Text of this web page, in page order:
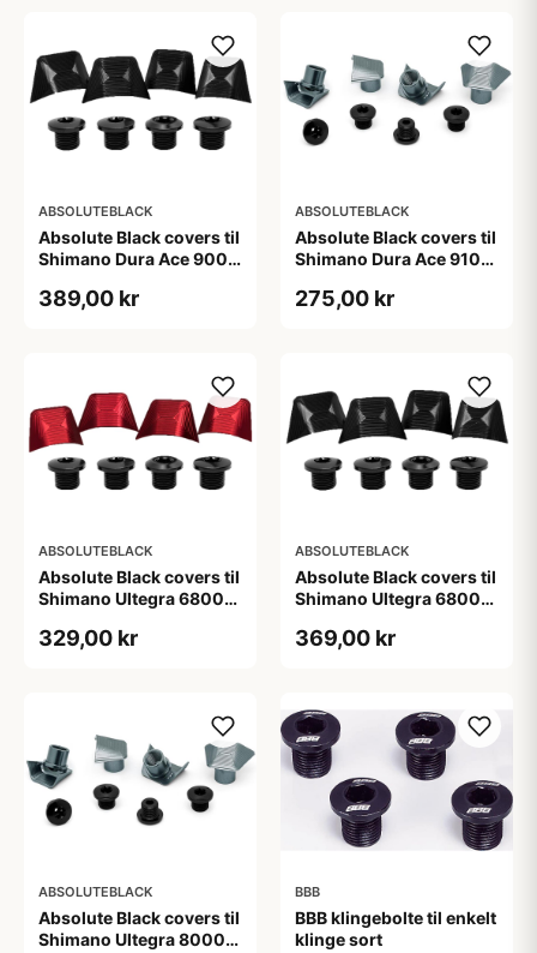
ABSOLUTEBLACK
Absolute Black covers til
Shimano Dura Ace 9000
389,00 kr
ABSOLUTEBLACK
Absolute Black covers til
Shimano Dura Ace 9100
275,00 kr
ABSOLUTEBLACK
Absolute Black covers til
Shimano Ultegra 6800
329,00 kr
ABSOLUTEBLACK
Absolute Black covers til
Shimano Ultegra 6800
369,00 kr
ABSOLUTEBLACK
Absolute Black covers til
Shimano Ultegra 8000
BBB
BBB klingebolte til enkelt
klinge sort